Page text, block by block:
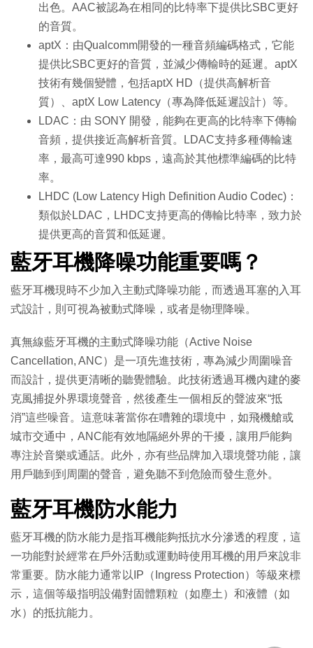
出色。AAC被認為在相同的比特率下提供比SBC更好
的音質。
aptX：由Qualcomm開發的一種音頻編碼格式，它能
提供比SBC更好的音質，並減少傳輸時的延遲。aptX
技術有幾個變體，包括aptX HD（提供高解析音
質）、aptX Low Latency（專為降低延遲設計）等。
LDAC：由 SONY 開發，能夠在更高的比特率下傳輸
音頻，提供接近高解析音質。LDAC支持多種傳輸速
率，最高可達990 kbps，遠高於其他標準編碼的比特
率。
LHDC (Low Latency High Definition Audio Codec)：
類似於LDAC，LHDC支持更高的傳輸比特率，致力於
提供更高的音質和低延遲。
藍牙耳機降噪功能重要嗎？
藍牙耳機現時不少加入主動式降噪功能，而透過耳塞的入耳
式設計，則可視為被動式降噪，或者是物理降噪。
真無線藍牙耳機的主動式降噪功能（Active Noise
Cancellation, ANC）是一項先進技術，專為減少周圍噪音
而設計，提供更清晰的聽覺體驗。此技術透過耳機內建的麥
克風捕捉外界環境聲音，然後產生一個相反的聲波來“抵
消”這些噪音。這意味著當你在嘈雜的環境中，如飛機艙或
城市交通中，ANC能有效地隔絕外界的干擾，讓用戶能夠
專注於音樂或通話。此外，亦有些品牌加入環境聲功能，讓
用戶聽到到周圍的聲音，避免聽不到危險而發生意外。
藍牙耳機防水能力
藍牙耳機的防水能力是指耳機能夠抵抗水分滲透的程度，這
一功能對於經常在戶外活動或運動時使用耳機的用戶來說非
常重要。防水能力通常以IP（Ingress Protection）等級來標
示，這個等級指明設備對固體顆粒（如塵土）和液體（如
水）的抵抗能力。